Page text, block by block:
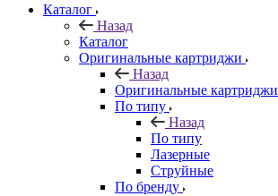
Каталог
Назад
Каталог
Оригинальные картриджи
Назад
Оригинальные картриджи
По типу
Назад
По типу
Лазерные
Струйные
По бренду